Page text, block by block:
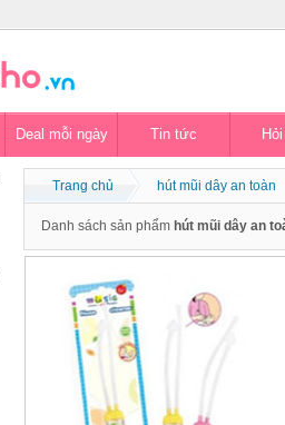
Deal mỗi ngày Tin tức
Trang chủ hút mũi dây an toàn
Danh sách sản phẩm hút mũi dây an